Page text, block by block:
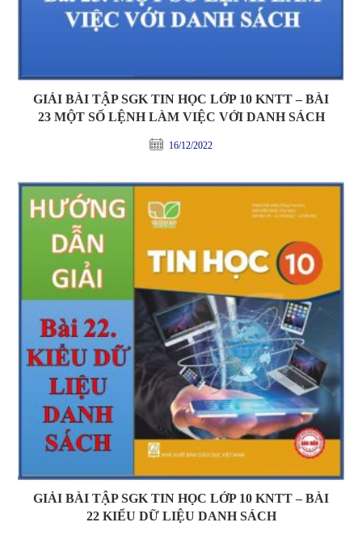
GIẢI BÀI TẬP SGK TIN HỌC LỚP 10 KNTT – BÀI
23 MỘT SỐ LỆNH LÀM VIỆC VỚI DANH SÁCH
16/12/2022
GIẢI BÀI TẬP SGK TIN HỌC LỚP 10 KNTT – BÀI
22 KIỂU DỮ LIỆU DANH SÁCH